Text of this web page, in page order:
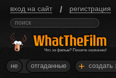
вход на сайт / регистрация
не отгаданные + создать